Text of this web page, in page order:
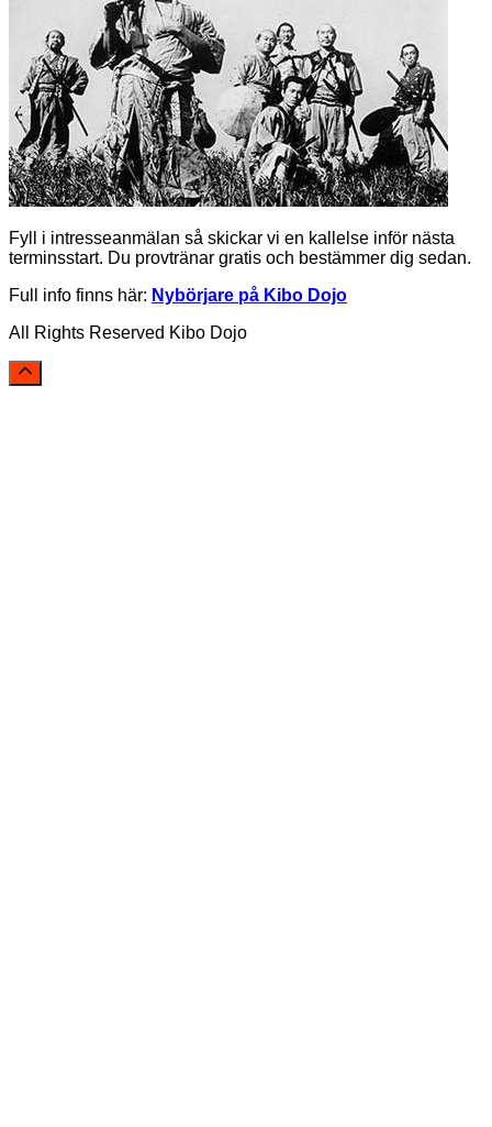
Fyll i intresseanmälan så skickar vi en kallelse inför nästa
terminsstart. Du provtränar gratis och bestämmer dig sedan.
Full info finns här: Nybörjare på Kibo Dojo
All Rights Reserved Kibo Dojo